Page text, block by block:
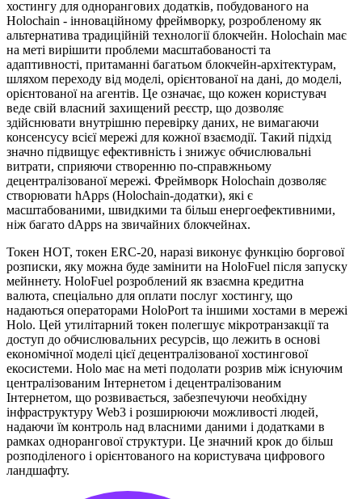
хостингу для однорангових додатків, побудованого на
Holochain - інноваційному фреймворку, розробленому як
альтернатива традиційній технології блокчейн. Holochain має
на меті вирішити проблеми масштабованості та
адаптивності, притаманні багатьом блокчейн-архітектурам,
шляхом переходу від моделі, орієнтованої на дані, до моделі,
орієнтованої на агентів. Це означає, що кожен користувач
веде свій власний захищений реєстр, що дозволяє
здійснювати внутрішню перевірку даних, не вимагаючи
консенсусу всієї мережі для кожної взаємодії. Такий підхід
значно підвищує ефективність і знижує обчислювальні
витрати, сприяючи створенню по-справжньому
децентралізованої мережі. Фреймворк Holochain дозволяє
створювати hApps (Holochain-додатки), які є
масштабованими, швидкими та більш енергоефективними,
ніж багато dApps на звичайних блокчейнах.
Токен HOT, токен ERC-20, наразі виконує функцію боргової
розписки, яку можна буде замінити на HoloFuel після запуску
мейннету. HoloFuel розроблений як взаємна кредитна
валюта, спеціально для оплати послуг хостингу, що
надаються операторами HoloPort та іншими хостами в мережі
Holo. Цей утилітарний токен полегшує мікротранзакції та
доступ до обчислювальних ресурсів, що лежить в основі
економічної моделі цієї децентралізованої хостингової
екосистеми. Holo має на меті подолати розрив між існуючим
централізованим Інтернетом і децентралізованим
Інтернетом, що розвивається, забезпечуючи необхідну
інфраструктуру Web3 і розширюючи можливості людей,
надаючи їм контроль над власними даними і додатками в
рамках однорангової структури. Це значний крок до більш
розподіленого і орієнтованого на користувача цифрового
ландшафту.